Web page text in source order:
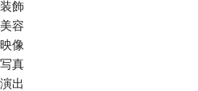
装飾
美容
映像
写真
演出